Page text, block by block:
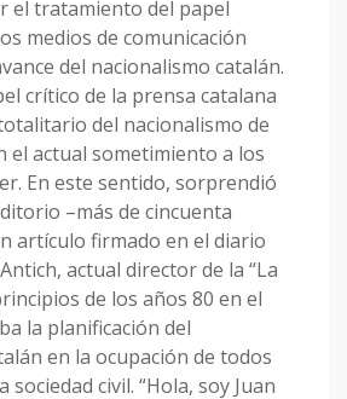
el tratamiento del papel
medios de comunicación
del nacionalismo catalán.
crítico de la prensa catalana
del nacionalismo de
el actual sometimiento a los
En este sentido, sorprendió
–más de cincuenta
artículo firmado en el diario
Antich, actual director de la “La
de los años 80 en el
la planificación del
en la ocupación de todos
sociedad civil. “Hola, soy Juan